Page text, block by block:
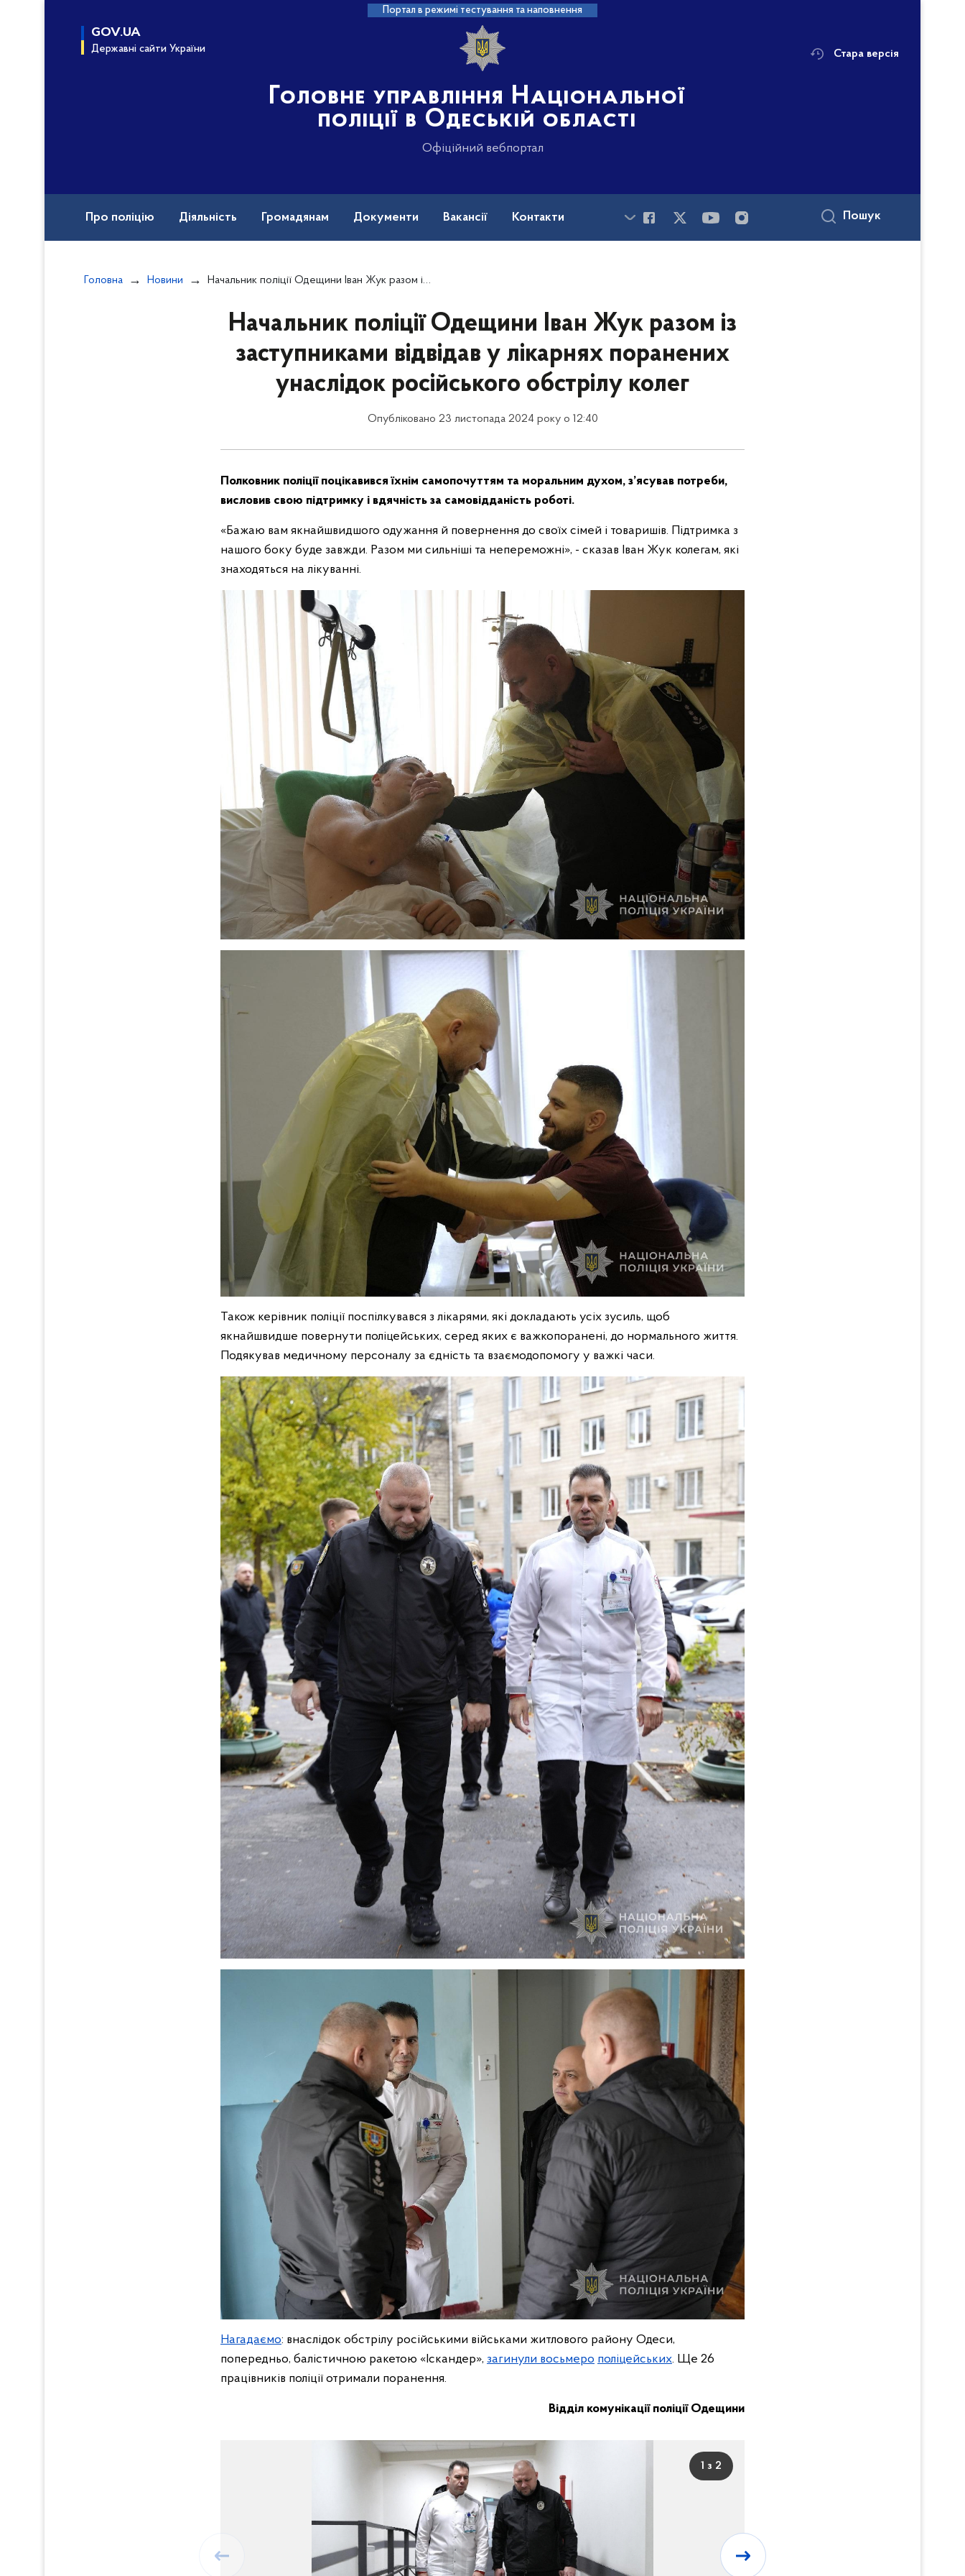
Портал в режимі тестування та наповнення
GOV.UA
Державні сайти України
Головне управління Національної
поліції в Одеській області
Офіційний вебпортал
Стара версія
Про поліцію Діяльність Громадянам Документи Вакансії Контакти Пошук
Головна Новини Начальник поліції Одещини Іван Жук разом із заступниками відвідав у лікарнях поранених унаслідок російського обстрілу колег
Начальник поліції Одещини Іван Жук разом із
заступниками відвідав у лікарнях поранених
унаслідок російського обстрілу колег
Опубліковано 23 листопада 2024 року о 12:40
Полковник поліції поцікавився їхнім самопочуттям та моральним духом, з’ясував потреби,
висловив свою підтримку і вдячність за самовідданість роботі.
«Бажаю вам якнайшвидшого одужання й повернення до своїх сімей і товаришів. Підтримка з
нашого боку буде завжди. Разом ми сильніші та непереможні», - сказав Іван Жук колегам, які
знаходяться на лікуванні.
Також керівник поліції поспілкувався з лікарями, які докладають усіх зусиль, щоб
якнайшвидше повернути поліцейських, серед яких є важкопоранені, до нормального життя.
Подякував медичному персоналу за єдність та взаємодопомогу у важкі часи.
Нагадаємо: внаслідок обстрілу російськими військами житлового району Одеси,
попередньо, балістичною ракетою «Іскандер», загинули восьмеро поліцейських. Ще 26
працівників поліції отримали поранення.
Відділ комунікації поліції Одещини
1 з 2